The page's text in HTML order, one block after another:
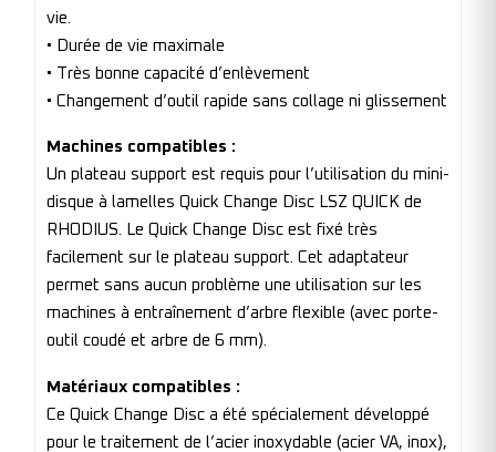
vie.
• Durée de vie maximale
• Très bonne capacité d’enlèvement
• Changement d’outil rapide sans collage ni glissement
Machines compatibles :
Un plateau support est requis pour l’utilisation du mini-
disque à lamelles Quick Change Disc LSZ QUICK de
RHODIUS. Le Quick Change Disc est fixé très
facilement sur le plateau support. Cet adaptateur
permet sans aucun problème une utilisation sur les
machines à entraînement d’arbre flexible (avec porte-
outil coudé et arbre de 6 mm).
Matériaux compatibles :
Ce Quick Change Disc a été spécialement développé
pour le traitement de l’acier inoxydable (acier VA, inox),